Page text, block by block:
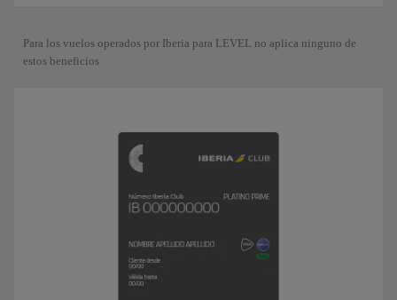
Para los vuelos operados por Iberia para LEVEL no aplica ninguno de
estos beneficios